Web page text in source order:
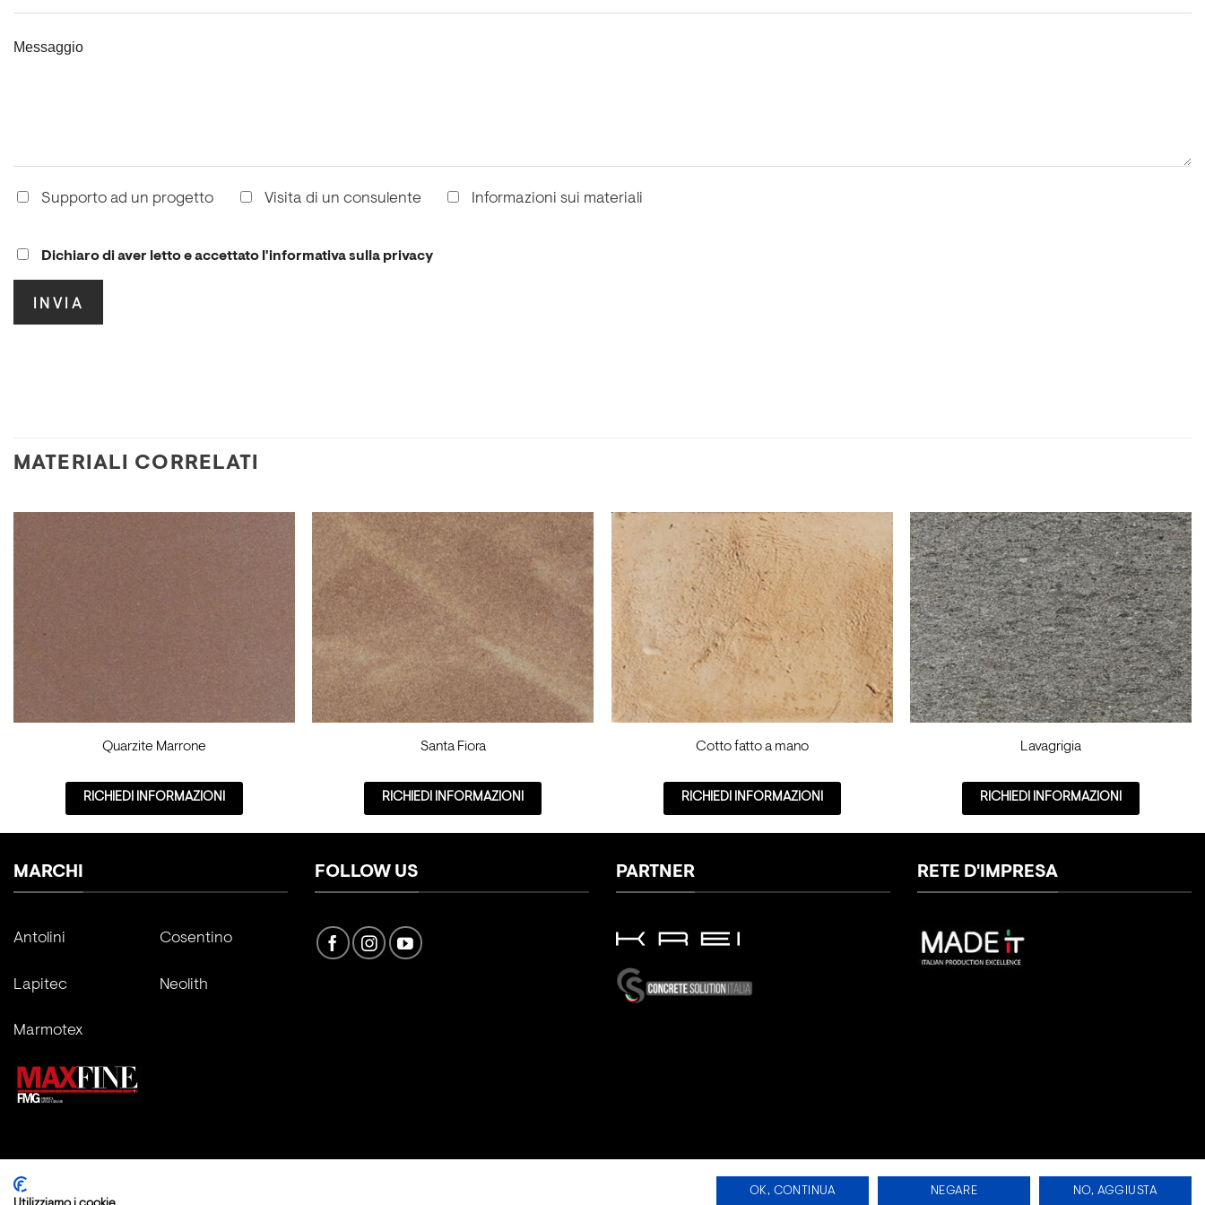
Messaggio
Supporto ad un progetto Visita di un consulente Informazioni sui materiali
Dichiaro di aver letto e accettato l'informativa sulla privacy
MATERIALI CORRELATI
Quarzite Marrone
RICHIEDI INFORMAZIONI
Santa Fiora
RICHIEDI INFORMAZIONI
Cotto fatto a mano
RICHIEDI INFORMAZIONI
Lavagrigia
RICHIEDI INFORMAZIONI
MARCHI
Antolini
Lapitec
Marmotex
Cosentino
Neolith
FOLLOW US PARTNER RETE D'IMPRESA
Copyright 2026 © OK, CONTINUA NEGARE NO, AGGIUSTA